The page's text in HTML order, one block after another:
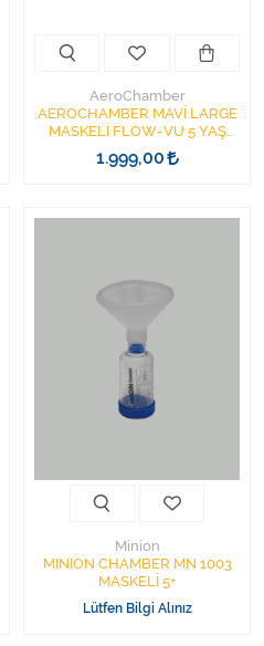
AeroChamber
AEROCHAMBER MAVİ LARGE
MASKELİ FLOW-VU 5 YAŞ
ÜZERİ
1.999,00
Minion
MINION CHAMBER MN 1003
MASKELİ 5+
Lütfen Bilgi Alınız